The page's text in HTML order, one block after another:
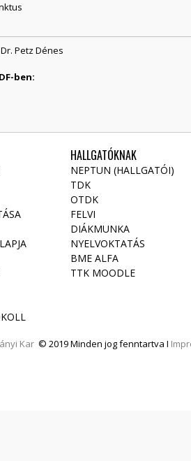
Dr. Petz Dénes
ben:
Kar © 2019 Minden jog fenntartva I
HALLGATÓKNAK
NEPTUN (HALLGATÓI)
TDK
OTDK
FELVI
DIÁKMUNKA
NYELVOKTATÁS
BME ALFA
TTK MOODLE